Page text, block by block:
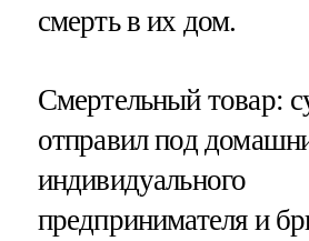
смерть в их дом.
Смертельный товар:
отправил под
индивидуального
предпринимателя и